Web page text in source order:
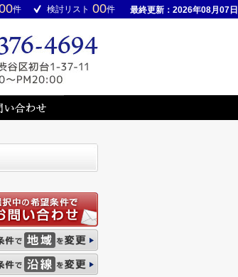
件 検討リスト 00件 最終更新：2026年08月07日